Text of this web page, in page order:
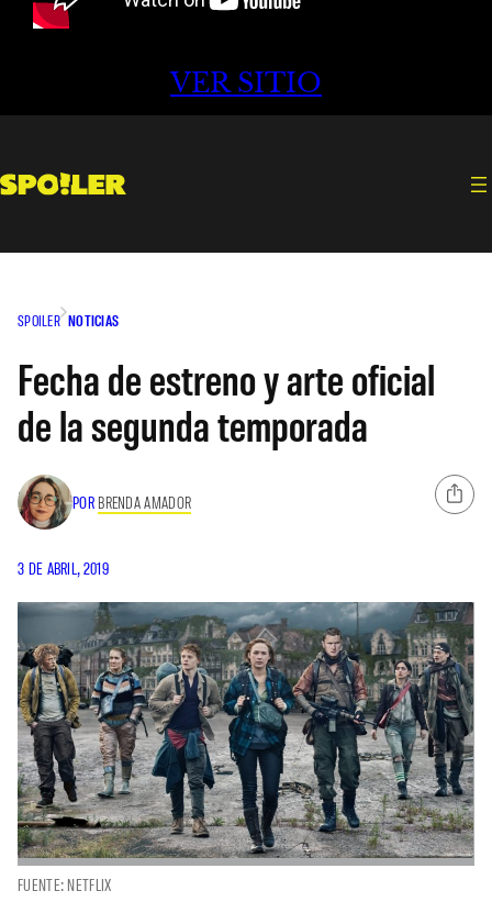
VER SITIO
SPOILER NOTICIAS
Fecha de estreno y arte oficial
de la segunda temporada
POR BRENDA AMADOR
3 DE ABRIL, 2019
FUENTE: NETFLIX